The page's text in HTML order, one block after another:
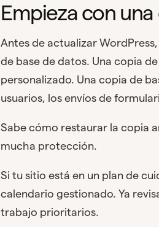
Empieza con
Antes de actualizar
de base de datos. Una copia
personalizado. Una copia de
usuarios, los envíos de
Sabe cómo restaurar la copia
mucha protección.
Si tu sitio está en un plan de
calendario gestionado. Ya
trabajo prioritarios.